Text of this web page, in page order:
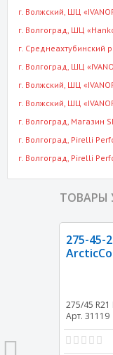
г. Волжский, ШЦ
г. Волгоград, ШЦ
г. Среднеахтубинский
г. Волгоград, ШЦ
г. Волжский, ШЦ
г. Волжский, ШЦ
г. Волгоград, Магазин
г. Волгоград, Pirelli
г. Волгоград, Pirelli
ТОВАРЫ
275-45-
275/45 R21
Арт. 31119